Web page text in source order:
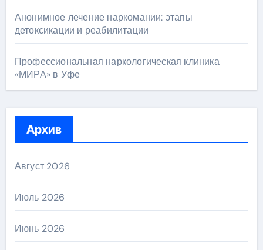
Анонимное лечение наркомании: этапы
детоксикации и реабилитации
Профессиональная наркологическая клиника
«МИРА» в Уфе
Архив
Август 2026
Июль 2026
Июнь 2026